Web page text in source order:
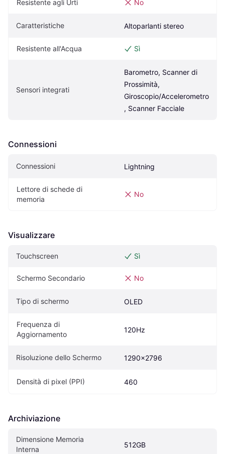
Resistente agli Urti No
Caratteristiche Altoparlanti stereo
Resistente all'Acqua Sì
Sensori integrati
Barometro, Scanner di
Prossimità,
Giroscopio/Accelerometro
, Scanner Facciale
Connessioni
Connessioni Lightning
Lettore di schede di
memoria
No
Visualizzare
Touchscreen Sì
Schermo Secondario No
Tipo di schermo OLED
Frequenza di
Aggiornamento
120Hz
Risoluzione dello Schermo 1290x2796
Densità di pixel (PPI) 460
Archiviazione
Dimensione Memoria
Interna
512GB